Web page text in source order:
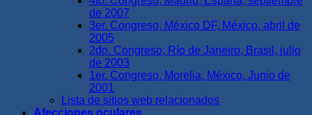
de 2007
3er. Congreso, México DF, México, abril de
2005
2do. Congreso, Río de Janeiro, Brasil, julio
de 2003
1er. Congreso, Morelia, México, Junio de
2001
Lista de sitios web relacionados
Afecciones oculares